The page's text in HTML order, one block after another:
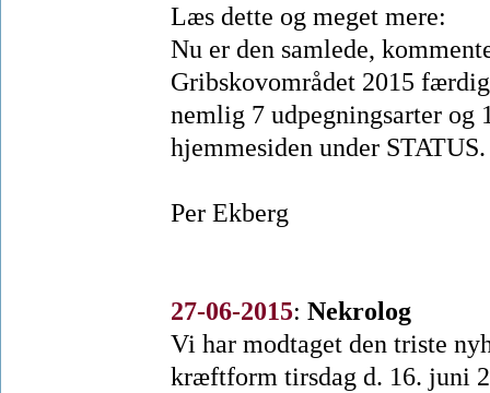
Læs dette og meget mere:
Nu er den samlede,
Gribskovområdet 2015
nemlig 7 udpegningsarter og
hjemmesiden under STATUS.
Per Ekberg
27-06-2015: Nekrolog
Vi har modtaget den triste
kræftform tirsdag d. 16. juni